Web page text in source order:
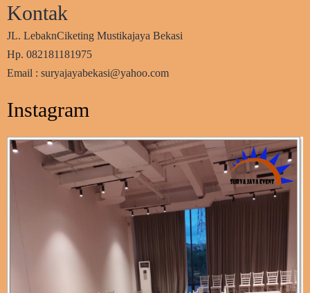
Kontak
JL. LebaknCiketing Mustikajaya Bekasi
Hp. 082181181975
Email : suryajayabekasi@yahoo.com
Instagram